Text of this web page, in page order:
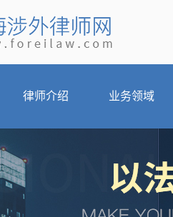
律师介绍 业务领域